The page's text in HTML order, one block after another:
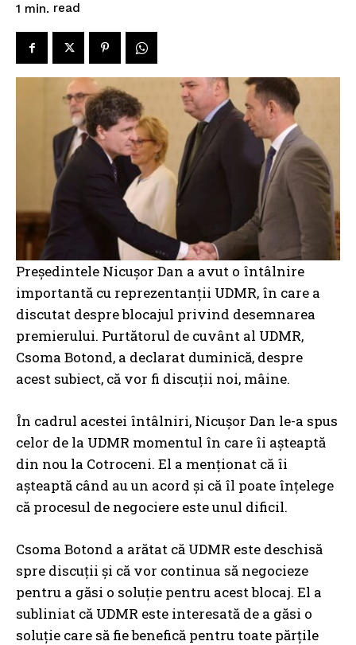
1 min. read
Președintele Nicușor Dan a avut o întâlnire
importantă cu reprezentanții UDMR, în care a
discutat despre blocajul privind desemnarea
premierului. Purtătorul de cuvânt al UDMR,
Csoma Botond, a declarat duminică, despre
acest subiect, că vor fi discuții noi, mâine.
În cadrul acestei întâlniri, Nicușor Dan le-a spus
celor de la UDMR momentul în care îi așteaptă
din nou la Cotroceni. El a menționat că îi
așteaptă când au un acord și că îl poate înțelege
că procesul de negociere este unul dificil.
Csoma Botond a arătat că UDMR este deschisă
spre discuții și că vor continua să negocieze
pentru a găsi o soluție pentru acest blocaj. El a
subliniat că UDMR este interesată de a găsi o
soluție care să fie benefică pentru toate părțile